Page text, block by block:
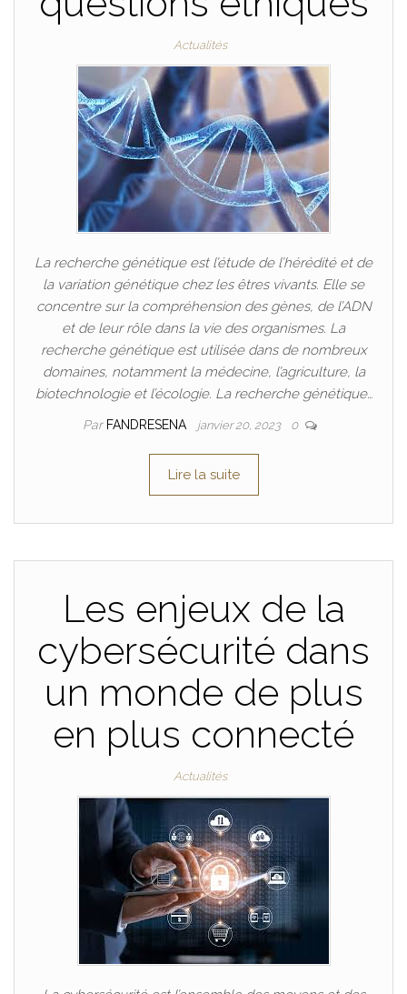
Actualités
La recherche génétique est l’étude de l’hérédité et de
la variation génétique chez les êtres vivants. Elle se
concentre sur la compréhension des gènes, de l’ADN
et de leur rôle dans la vie des organismes. La
recherche génétique est utilisée dans de nombreux
domaines, notamment la médecine, l’agriculture, la
biotechnologie et l’écologie. La recherche génétique…
Par FANDRESENA janvier 20, 2023 0
Lire la suite
Les enjeux de la
cybersécurité dans
un monde de plus
en plus connecté
Actualités